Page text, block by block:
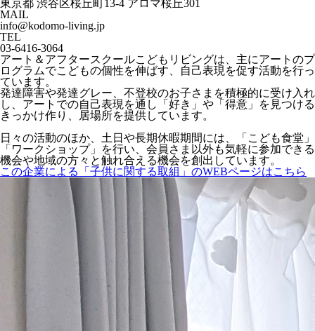
東京都 渋谷区桜丘町13-4 アロマ桜丘301
MAIL
info@kodomo-living.jp
TEL
03-6416-3064
アート＆アフタースクールこどもリビングは、主にアートのプ
ログラムでこどもの個性を伸ばす、自己表現を促す活動を行っ
ています。
発達障害や発達グレー、不登校のお子さまを積極的に受け入れ
し、アートでの自己表現を通し「好き」や「得意」を見つける
きっかけ作り、居場所を提供しています。
日々の活動のほか、土日や長期休暇期間には、「こども食堂」
「ワークショップ」を行い、会員さま以外も気軽に参加できる
機会や地域の方々と触れ合える機会を創出しています。
この企業による「子供に関する取組」のWEBページはこちら